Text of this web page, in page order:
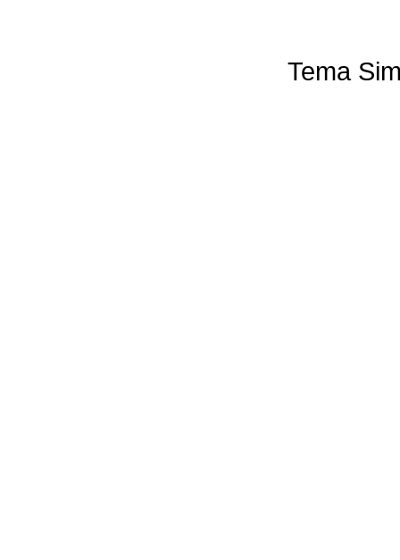
Tema